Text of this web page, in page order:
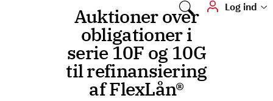
Log ind
Auktioner over
obligationer i
serie 10F og 10G
til refinansiering
af FlexLån®